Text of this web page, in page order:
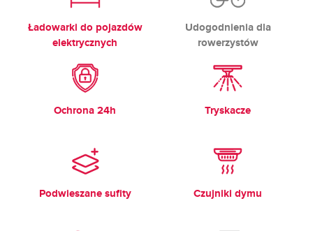
Ładowarki do pojazdów
elektrycznych
Udogodnienia dla
rowerzystów
Ochrona 24h Tryskacze
Podwieszane sufity Czujniki dymu